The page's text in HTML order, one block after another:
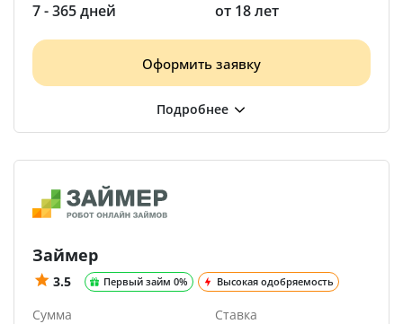
7 - 365 дней от 18 лет
Оформить заявку
Займер
3.5 Первый займ 0% Высокая одобряемость
Сумма Ставка